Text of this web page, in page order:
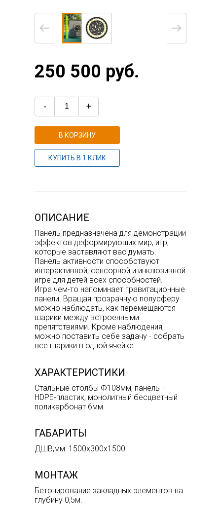
250 500 руб.
- +
В КОРЗИНУ
КУПИТЬ В 1 КЛИК
ОПИСАНИЕ
Панель предназначена для демонстрации
эффектов деформирующих мир, игр,
которые заставляют вас думать.
Панель активности способствуют
интерактивной, сенсорной и инклюзивной
игре для детей всех способностей.
Игра чем-то напоминает гравитационные
панели. Вращая прозрачную полусферу
можно наблюдать, как перемещаются
шарики между встроенными
препятствиями. Кроме наблюдения,
можно поставить себе задачу - собрать
все шарики в одной ячейке.
ХАРАКТЕРИСТИКИ
Стальные столбы Ф108мм, панель -
HDPE-пластик, монолитный бесцветный
поликарбонат 6мм.
ГАБАРИТЫ
ДШВ,мм: 1500х300х1500
МОНТАЖ
Бетонирование закладных элементов на
глубину 0,5м.